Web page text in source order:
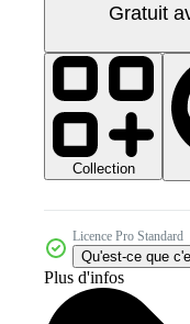
Gratuit
Collection
Licence Pro Standard
Qu'est-ce que
Plus d'infos